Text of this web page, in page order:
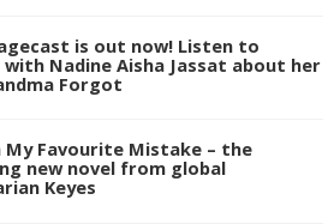
is out now! Listen to
with Nadine Aisha Jassat about her
Forgot
Favourite Mistake – the
new novel from global
Keyes